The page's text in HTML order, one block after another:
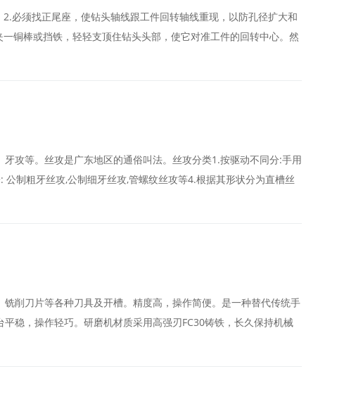
必须找正尾座，使钻头轴线跟工件回转轴线重现，以防孔径扩大和
铜棒或挡铁，轻轻支顶住钻头头部，使它对准工件的回转中心。然
攻等。丝攻是广东地区的通俗叫法。丝攻分类1.按驱动不同分:手用
制粗牙丝攻,公制细牙丝攻,管螺纹丝攻等4.根据其形状分为直槽丝
削刀片等各种刀具及开槽。精度高，操作简便。是一种替代传统手
稳，操作轻巧。研磨机材质采用高强刃FC30铸铁，长久保持机械